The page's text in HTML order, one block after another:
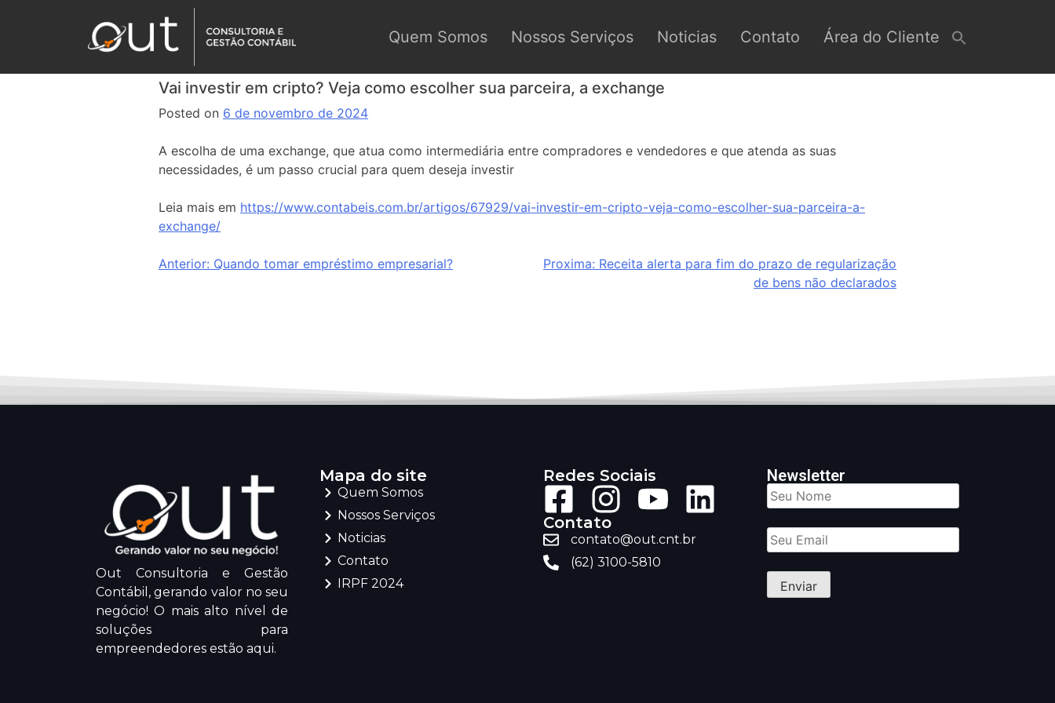
Quem Somos Nossos Serviços Noticias Contato Área do Cliente
Vai investir em cripto? Veja como escolher sua parceira, a exchange
Posted on 6 de novembro de 2024
A escolha de uma exchange, que atua como intermediária entre compradores e vendedores e que atenda as suas
necessidades, é um passo crucial para quem deseja investir
Leia mais em https://www.contabeis.com.br/artigos/67929/vai-investir-em-cripto-veja-como-escolher-sua-parceira-a-
exchange/
Anterior: Quando tomar empréstimo empresarial? Proxima: Receita alerta para fim do prazo de regularização
de bens não declarados
Out Consultoria e Gestão
Contábil, gerando valor no seu
negócio! O mais alto nível de
soluções para
empreendedores estão aqui.
Mapa do site
Quem Somos
Nossos Serviços
Noticias
Contato
IRPF 2024
Redes Sociais
Contato
contato@out.cnt.br
(62) 3100-5810
Newsletter